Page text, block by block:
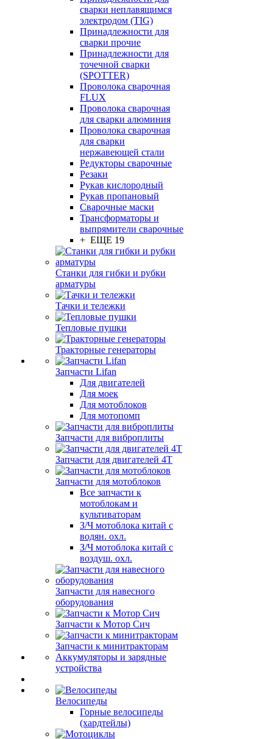
сварки неплавящимся
электродом (TIG)
Принадлежности для
сварки прочие
Принадлежности для
точечной сварки
(SPOTTER)
Проволока сварочная
FLUX
Проволока сварочная
для сварки алюминия
Проволока сварочная
для сварки
нержавеющей стали
Редукторы сварочные
Резаки
Рукав кислородный
Рукав пропановый
Сварочные маски
Трансформаторы и
выпрямители сварочные
+ ЕЩЕ 19
Станки для гибки и рубки
арматуры
Тачки и тележки
Тепловые пушки
Тракторные генераторы
Запчасти Lifan
Для двигателей
Для моек
Для мотоблоков
Для мотопомп
Запчасти для виброплиты
Запчасти для двигателей 4Т
Запчасти для мотоблоков
Все запчасти к
мотоблокам и
культиваторам
З/Ч мотоблока китай с
водян. охл.
З/Ч мотоблока китай с
воздуш. охл.
Запчасти для навесного
оборудования
Запчасти к Мотор Сич
Запчасти к минитракторам
Аккумуляторы и зарядные
устройства
Велосипеды
Горные велосипеды
(хардтейлы)